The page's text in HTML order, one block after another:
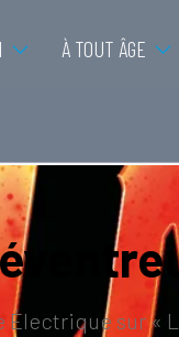
À TOUT ÂGE
sur «